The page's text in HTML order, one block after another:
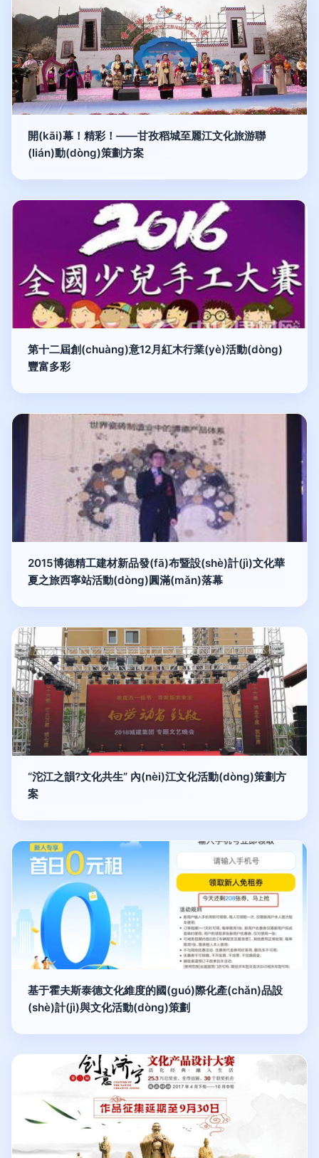
開(kāi)幕！精彩！——甘孜稻城至麗江文化旅游聯
(lián)動(dòng)策劃方案
第十二屆創(chuàng)意12月紅木行業(yè)活動(dòng)
豐富多彩
2015博德精工建材新品發(fā)布暨設(shè)計(jì)文化華
夏之旅西寧站活動(dòng)圓滿(mǎn)落幕
“沱江之韻?文化共生” 內(nèi)江文化活動(dòng)策劃方
案
基于霍夫斯泰德文化維度的國(guó)際化產(chǎn)品設
(shè)計(jì)與文化活動(dòng)策劃